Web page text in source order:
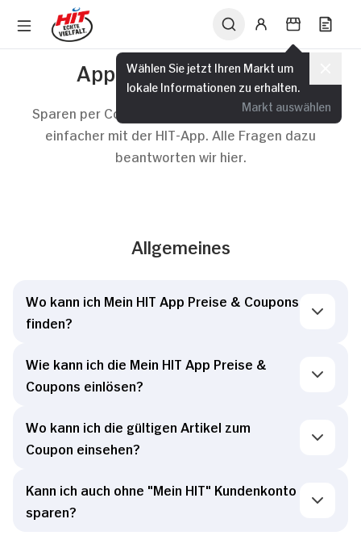
Wählen Sie jetzt Ihren Markt um
lokale Informationen zu erhalten.
Markt auswählen
App Preise & Coupons
Sparen per Coupon ist jetzt noch bequemer und
einfacher mit der HIT-App. Alle Fragen dazu
beantworten wir hier.
Allgemeines
Wo kann ich Mein HIT App Preise & Coupons
finden?
Wie kann ich die Mein HIT App Preise &
Coupons einlösen?
Wo kann ich die gültigen Artikel zum
Coupon einsehen?
Kann ich auch ohne "Mein HIT" Kundenkonto
sparen?